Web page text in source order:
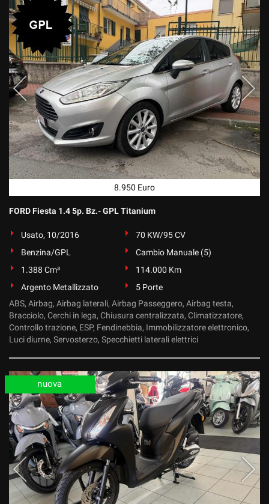
8.950 Euro
FORD Fiesta 1.4 5p. Bz.- GPL Titanium
Usato, 10/2016
70 KW/95 CV
Benzina/GPL
Cambio Manuale (5)
1.388 Cm³
114.000 Km
Argento Metallizzato
5 Porte
ABS, Airbag, Airbag laterali, Airbag Passeggero, Airbag testa,
Bracciolo, Cerchi in lega, Chiusura centralizzata, Climatizzatore,
Controllo trazione, ESP, Fendinebbia, Immobilizzatore elettronico,
Luci diurne, Servosterzo, Specchietti laterali elettrici
nuova